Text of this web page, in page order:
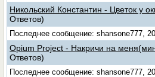
Никольский Константин - Цветок у
Ответов)
Последнее сообщение: shansone777,
Opium Project - Накричи на
Ответов)
Последнее сообщение: shansone777,